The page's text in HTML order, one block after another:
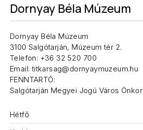
Dornyay Béla Múzeum
Dornyay Béla Múzeum
3100 Salgótarján, Múzeum tér 2.
Telefon: +36 32 520 700
Email: titkarsag@dornyaymuzeum.hu
FENNTARTÓ:
Salgótarján Megyei Jogú Város
Hétfő